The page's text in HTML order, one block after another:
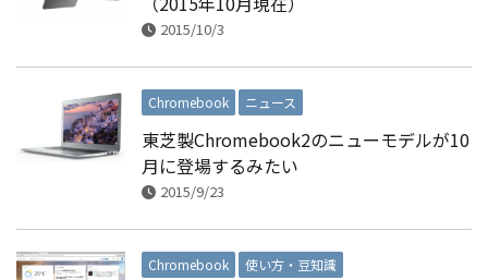
2015/10/3
Chromebook ニュース
東芝製Chromebook2のニューモデルが10
月に登場するみたい
2015/9/23
Chromebook 使い方・豆知識